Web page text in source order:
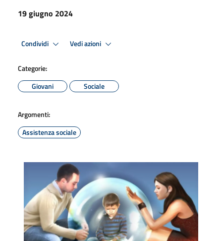
19 giugno 2024
Condividi Vedi azioni
Categorie:
Giovani
Sociale
Argomenti:
Assistenza sociale